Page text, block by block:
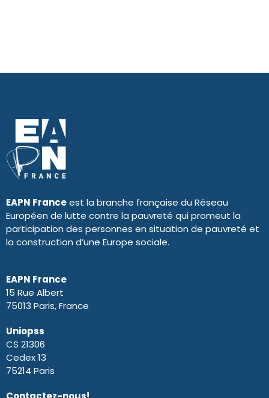
EAPN Franceest la branche française du Réseau
Européen de lutte contre la pauvreté qui promeut la
participation des personnes en situation de pauvreté et
la construction d’une Europe sociale.
EAPN France
15 Rue Albert
75013 Paris, France
Uniopss
CS 21306
Cedex 13
75214 Paris